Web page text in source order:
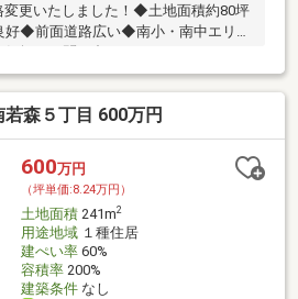
変更いたしました！◆土地面積約80坪
◆前面道路広い◆南小・南中エリア
森５丁目 600万円
600万円
（坪単価:8.24万円）
土地面積241m2
用途地域１種住居
建ぺい率60%
容積率200%
建築条件なし